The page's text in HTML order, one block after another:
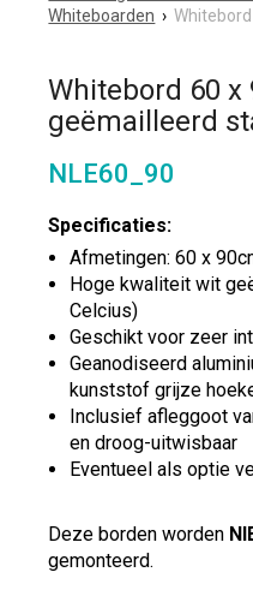
Whiteboarden ›
Whitebord 60 x
geëmailleerd
NLE60_90
Specificaties:
Afmetingen: 60 x
Hoge kwaliteit wit
Celcius)
Geschikt voor zeer
Geanodiseerd
kunststof grijze
Inclusief afleggoot
en droog-uitwisbaar
Eventueel als optie
Deze borden worden
gemonteerd.